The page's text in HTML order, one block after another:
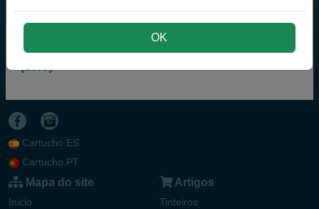
TINTEIROSREAL 3D FILAMENTO ABS 1,75 MM PRETO
Cartucho.ES
Cartucho.PT
Mapa do site
Inicio
Artigos
Tinteiros
OK